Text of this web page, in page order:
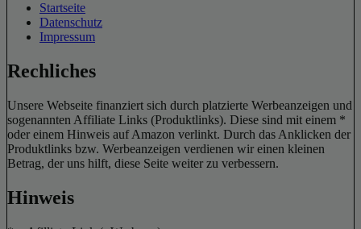
Startseite
Datenschutz
Impressum
Rechliches
Unsere Webseite finanziert sich durch platzierte Werbeanzeigen und
sogenannten Affiliate Links (Produktlinks). Diese sind mit einem *
oder einem Hinweis auf Amazon verlinkt. Durch das Anklicken der
Produktlinks bzw. Werbeanzeigen verdienen wir einen kleinen
Betrag, der uns hilft, diese Seite weiter zu verbessern.
Hinweis